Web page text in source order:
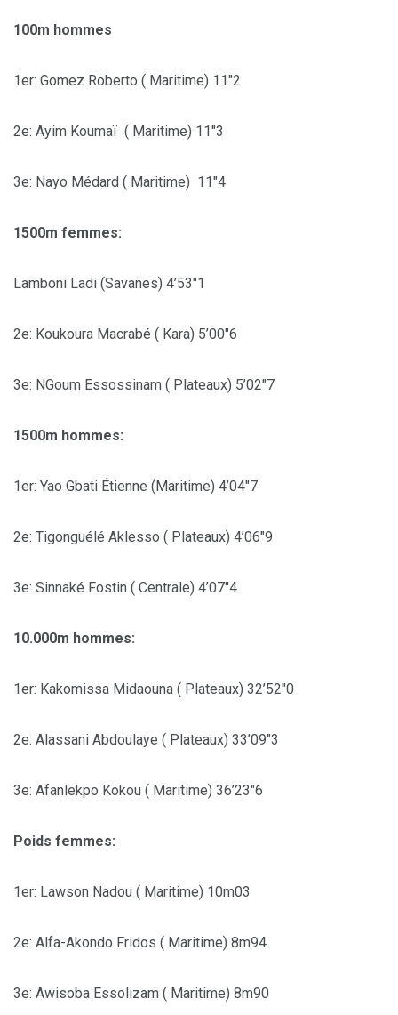
100m hommes
1er: Gomez Roberto ( Maritime) 11″2
2e: Ayim Koumaï ( Maritime) 11″3
3e: Nayo Médard ( Maritime) 11″4
1500m femmes:
Lamboni Ladi (Savanes) 4’53″1
2e: Koukoura Macrabé ( Kara) 5’00″6
3e: NGoum Essossinam ( Plateaux) 5’02″7
1500m hommes:
1er: Yao Gbati Étienne (Maritime) 4’04″7
2e: Tigonguélé Aklesso ( Plateaux) 4’06″9
3e: Sinnaké Fostin ( Centrale) 4’07″4
10.000m hommes:
1er: Kakomissa Midaouna ( Plateaux) 32’52″0
2e: Alassani Abdoulaye ( Plateaux) 33’09″3
3e: Afanlekpo Kokou ( Maritime) 36’23″6
Poids femmes:
1er: Lawson Nadou ( Maritime) 10m03
2e: Alfa-Akondo Fridos ( Maritime) 8m94
3e: Awisoba Essolizam ( Maritime) 8m90